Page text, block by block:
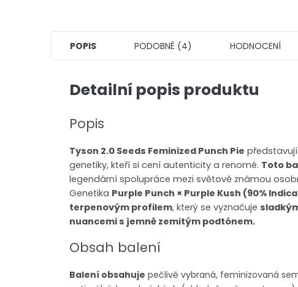
POPIS PODOBNÉ (4) HODNOCENÍ
Detailní popis produktu
Popis
Tyson 2.0 Seeds Feminized Punch Pie
genetiky, kteří si cení autenticity a renomé. Toto
legendární spolupráce mezi světově známou
Genetika Purple Punch × Purple Kush (90%
terpenovým profilem, který se vyznačuje
nuancemi s jemně zemitým podtónem.
Obsah balení
Balení obsahuje pečlivě vybraná, feminizovaná